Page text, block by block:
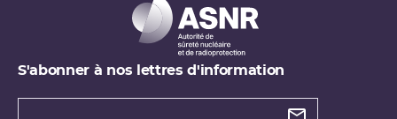
S'abonner à nos lettres d'information
Types de